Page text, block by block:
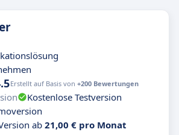
Erstellt auf Basis von +200 Bewertungen
Kostenlose Testversion
ab 21,00 € pro Monat